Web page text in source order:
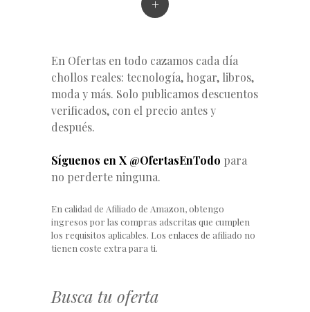
+
En Ofertas en todo cazamos cada día
chollos reales: tecnología, hogar, libros,
moda y más. Solo publicamos descuentos
verificados, con el precio antes y
después.
Síguenos en X @OfertasEnTodo para
no perderte ninguna.
En calidad de Afiliado de Amazon, obtengo
ingresos por las compras adscritas que cumplen
los requisitos aplicables. Los enlaces de afiliado no
tienen coste extra para ti.
Busca tu oferta